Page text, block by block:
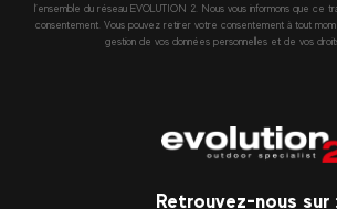
l’ensemble du réseau EVOLUTION 2. Nous vous informons que ce
consentement. Vous pouvez retirer votre consentement à tout
gestion de vos données personnelles et de vos
Retrouvez-nous sur